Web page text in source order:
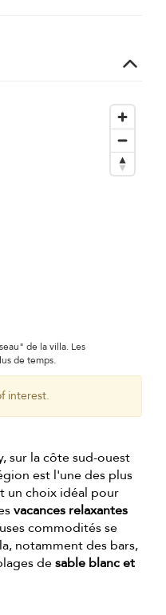
de la villa. Les
de temps.
interest.
sur la côte sud-ouest
est l'une des plus
un choix idéal pour
vacances relaxantes
commodités se
notamment des bars,
desable blanc et